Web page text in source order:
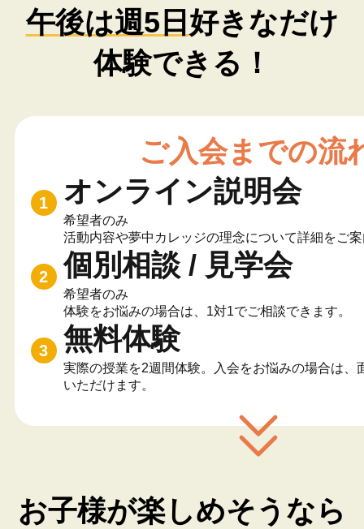
午後は週5日 好きなだけ
体験できる！
ご入会までの流
オンライン説明会
希望者のみ
活動内容や夢中カレッジの理念について詳細をご
個別相談 / 見学会
希望者のみ
体験をお悩みの場合は、1対1でご相談できます。
無料体験
実際の授業を2週間体験。入会をお悩みの場合は、
いただけます。
お子様が楽しめそうなら